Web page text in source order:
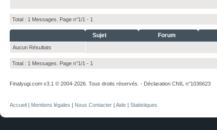
Total : 1 Messages. Page n°1/1 - 1
Sujet Forum
Aucun Résultats
Total : 1 Messages. Page n°1/1 - 1
Finalyugi.com v3.1 © 2004-2026. Tous droits réservés. - Déclaration CNIL n°1036623
Accueil | Mentions légales | Nous Contacter | Aide | Statistiques